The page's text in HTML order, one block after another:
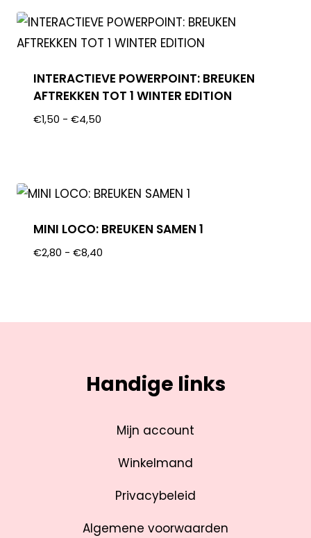
INTERACTIEVE POWERPOINT: BREUKEN
AFTREKKEN TOT 1 WINTER EDITION
€1,50 - €4,50
MINI LOCO: BREUKEN SAMEN 1
€2,80 - €8,40
Handige links
Mijn account
Winkelmand
Privacybeleid
Algemene voorwaarden